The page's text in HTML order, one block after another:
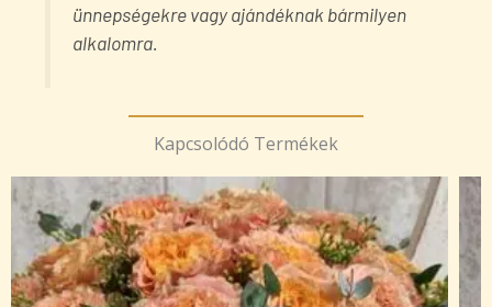
ünnepségekre vagy ajándéknak bármilyen
alkalomra.
Kapcsolódó Termékek